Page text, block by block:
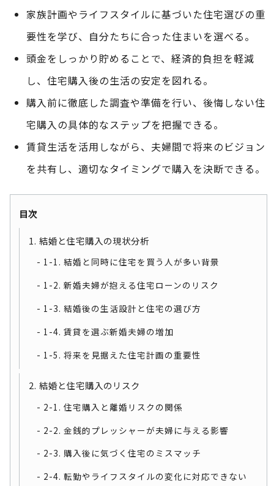
家族計画やライフスタイルに基づいた住宅選びの重
要性を学び、自分たちに合った住まいを選べる。
頭金をしっかり貯めることで、経済的負担を軽減
し、住宅購入後の生活の安定を図れる。
購入前に徹底した調査や準備を行い、後悔しない住
宅購入の具体的なステップを把握できる。
賃貸生活を活用しながら、夫婦間で将来のビジョン
を共有し、適切なタイミングで購入を決断できる。
目次
1. 結婚と住宅購入の現状分析
1-1. 結婚と同時に住宅を買う人が多い背景
1-2. 新婚夫婦が抱える住宅ローンのリスク
1-3. 結婚後の生活設計と住宅の選び方
1-4. 賃貸を選ぶ新婚夫婦の増加
1-5. 将来を見据えた住宅計画の重要性
2. 結婚と住宅購入のリスク
2-1. 住宅購入と離婚リスクの関係
2-2. 金銭的プレッシャーが夫婦に与える影響
2-3. 購入後に気づく住宅のミスマッチ
2-4. 転勤やライフスタイルの変化に対応できない